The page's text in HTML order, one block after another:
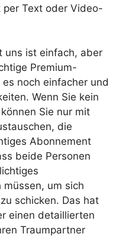
per Text oder Video-
uns ist einfach, aber
Premium-
noch einfacher und
Wenn Sie kein
Sie nur mit
die
Abonnement
beide Personen
um sich
schicken. Das hat
einen detaillierten
Traumpartner